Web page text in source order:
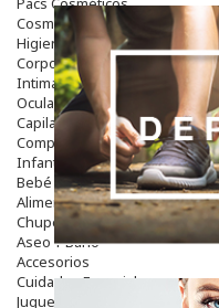
Cosmetica Facial Piel Sensible
Higiene
Corporal
Intima
Ocular
Capilar
Complementos
Infantil
Bebé
Alimentación Y Complementos
Chupetes Y Mordedores
Aseo Y Baño
Accesorios
Cuidados Especiales
Juguetes